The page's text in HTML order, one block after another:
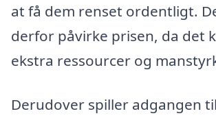
at få dem renset ordentligt.
derfor påvirke prisen, da det
ekstra ressourcer og
Derudover spiller adgangen til